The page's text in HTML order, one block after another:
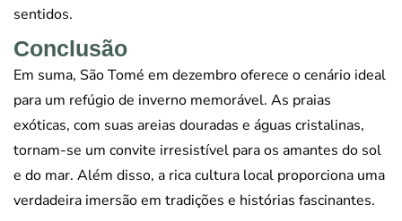
sentidos.
Conclusão
Em suma, São Tomé em dezembro oferece o cenário ideal
para um refúgio de inverno memorável. As praias
exóticas, com suas areias douradas e águas cristalinas,
tornam-se um convite irresistível para os amantes do sol
e do mar. Além disso, a rica cultura local proporciona uma
verdadeira imersão em tradições e histórias fascinantes.